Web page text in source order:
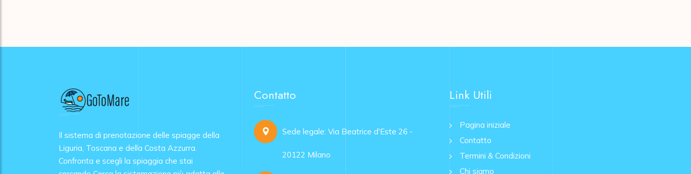
Il sistema di prenotazione delle spiagge della
Liguria, Toscana e della Costa Azzurra.
Confronta e scegli la spiaggia che stai
Contatto
Sede legale: Via Beatrice d'Este 26 -
20122 Milano
Link Utili
Pagina iniziale
Contatto
Termini & Condizioni
Chi siamo